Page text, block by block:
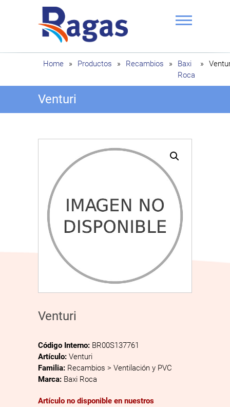
Ragas
Home » Productos » Recambios »
Baxi
Roca
»
Venturi
Venturi
Código Interno: BR00S137761
Artículo: Venturi
Familia: Recambios > Ventilación y PVC
Marca: Baxi Roca
Artículo no disponible en nuestros